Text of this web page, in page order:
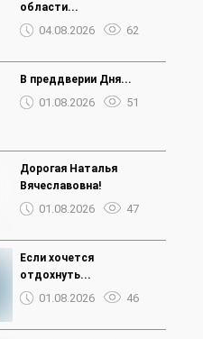
области...
04.08.2026 62
В преддверии Дня...
01.08.2026 51
Дорогая Наталья
Вячеславовна!
01.08.2026 47
Если хочется
отдохнуть...
01.08.2026 46